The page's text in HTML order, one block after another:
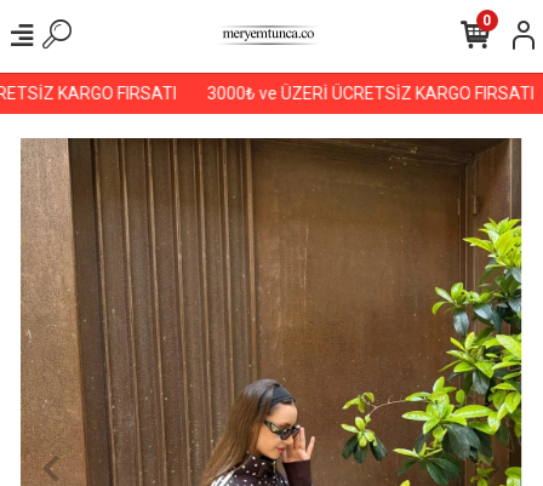
KARGO FIRSATI 3000₺ ve ÜZERİ ÜCRETSİZ KARGO FIRSATI
0